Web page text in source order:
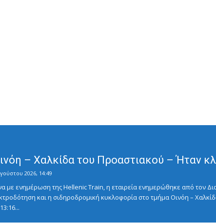
– Χαλκίδα του Προαστιακού – Ήταν
2026, 14:49
ενημέρωση της Hellenic Train, η εταιρεία ενημερώθηκε από τον
και η σιδηροδρομική κυκλοφορία στο τμήμα Οινόη –